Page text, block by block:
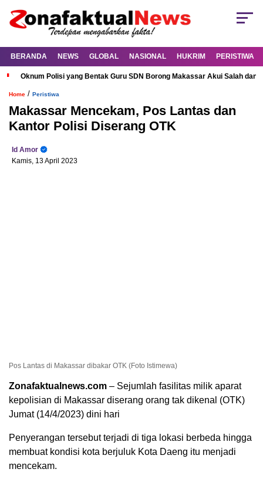
BERANDA NEWS GLOBAL NASIONAL HUKRIM PERISTIWA
Oknum Polisi yang Bentak Guru SDN Borong Makassar Akui Salah dan
Home / Peristiwa
Makassar Mencekam, Pos Lantas dan
Kantor Polisi Diserang OTK
Id Amor
Kamis, 13 April 2023
Pos Lantas di Makassar dibakar OTK (Foto Istimewa)
Zonafaktualnews.com – Sejumlah fasilitas milik aparat
kepolisian di Makassar diserang orang tak dikenal (OTK)
Jumat (14/4/2023) dini hari
Penyerangan tersebut terjadi di tiga lokasi berbeda hingga
membuat kondisi kota berjuluk Kota Daeng itu menjadi
mencekam.